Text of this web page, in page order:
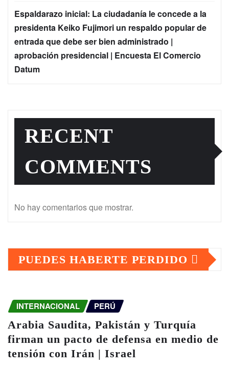
Espaldarazo inicial: La ciudadanía le concede a la
presidenta Keiko Fujimori un respaldo popular de
entrada que debe ser bien administrado |
aprobación presidencial | Encuesta El Comercio
Datum
RECENT
COMMENTS
No hay comentarios que mostrar.
PUEDES HABERTE PERDIDO
INTERNACIONAL PERÚ
Arabia Saudita, Pakistán y Turquía
firman un pacto de defensa en medio de
tensión con Irán | Israel